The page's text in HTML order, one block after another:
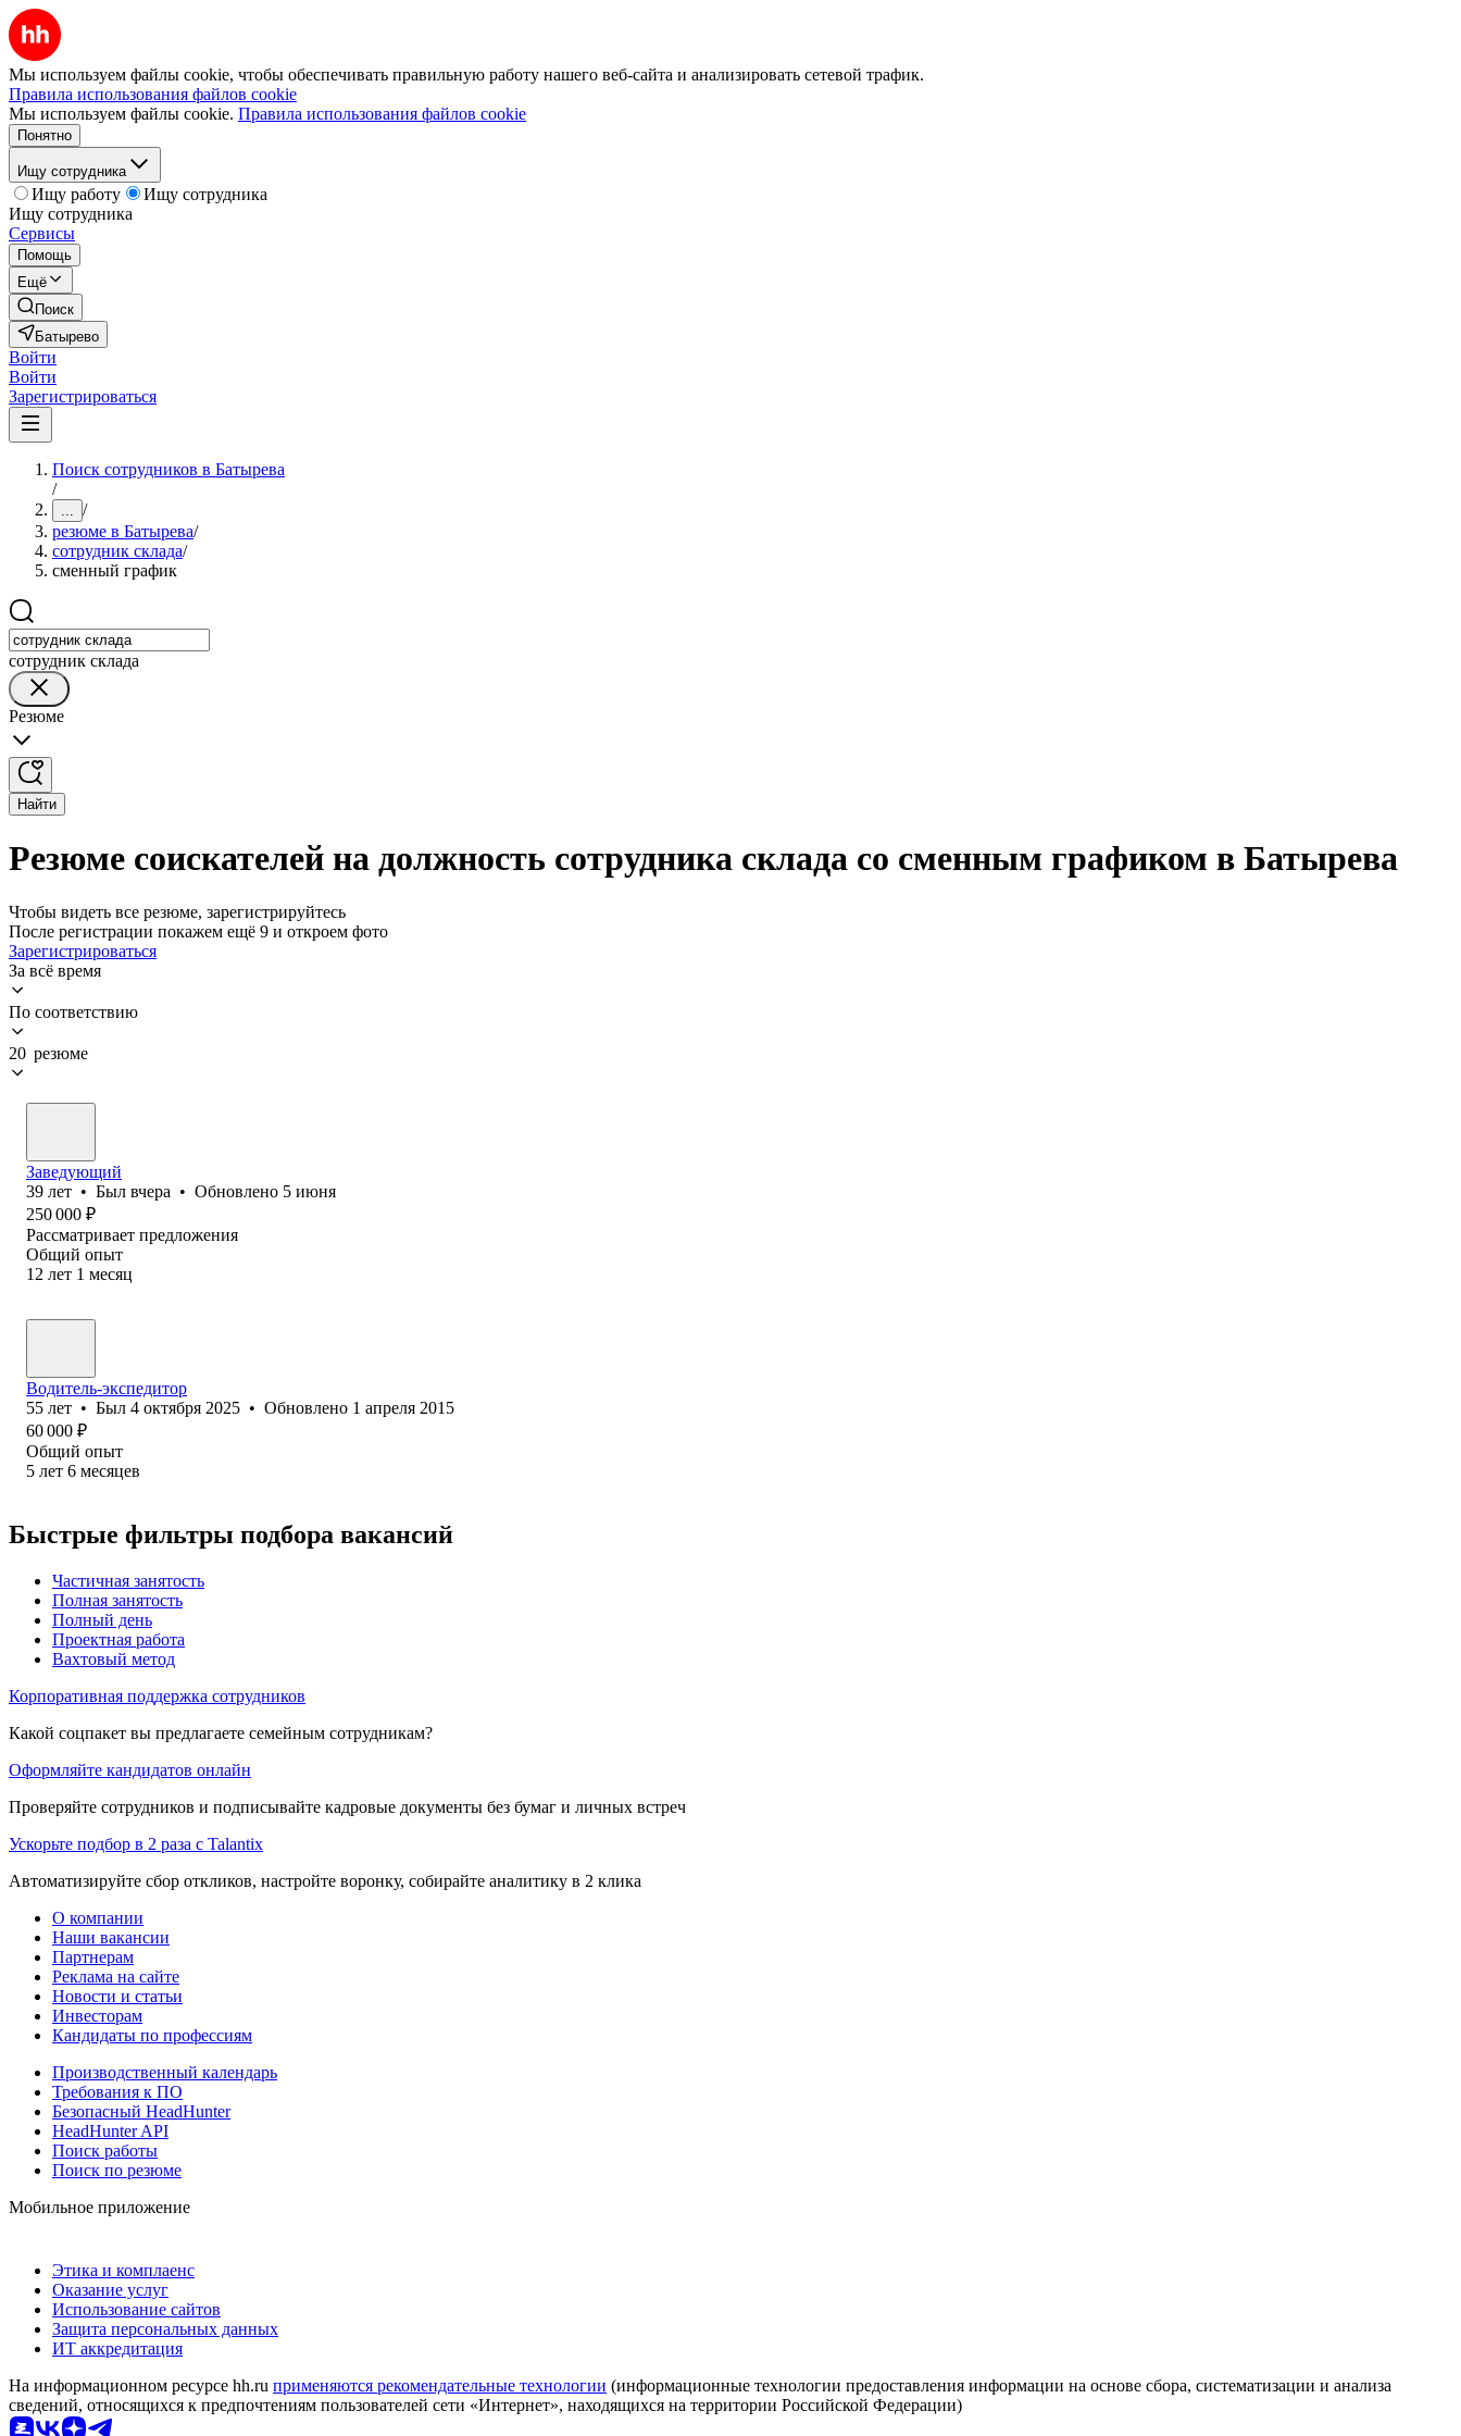
Мы используем файлы cookie, чтобы обеспечивать правильную работу нашего веб-сайта и анализировать сетевой трафик.
Правила использования файлов cookie
Мы используем файлы cookie. Правила использования файлов cookie
Понятно
Ищу сотрудника
Ищу работу
Ищу сотрудника
Ищу сотрудника
Сервисы
Помощь
Ещё
Поиск
Батырево
Войти
Войти
Зарегистрироваться
Поиск сотрудников в Батырева
/
... /
резюме в Батырева/
сотрудник склада/
сменный график
сотрудник склада
Резюме
Найти
Резюме соискателей на должность сотрудника склада со сменным графиком в Батырева
Чтобы видеть все резюме, зарегистрируйтесь
После регистрации покажем ещё 9 и откроем фото
Зарегистрироваться
За всё время
По соответствию
20 резюме
Заведующий
39 лет • Был вчера • Обновлено 5 июня
250 000 ₽
Рассматривает предложения
Общий опыт
12 лет 1 месяц
Водитель-экспедитор
55 лет • Был 4 октября 2025 • Обновлено 1 апреля 2015
60 000 ₽
Общий опыт
5 лет 6 месяцев
Быстрые фильтры подбора вакансий
Частичная занятость
Полная занятость
Полный день
Проектная работа
Вахтовый метод
Корпоративная поддержка сотрудников
Какой соцпакет вы предлагаете семейным сотрудникам?
Оформляйте кандидатов онлайн
Проверяйте сотрудников и подписывайте кадровые документы без бумаг и личных встреч
Ускорьте подбор в 2 раза с Talantix
Автоматизируйте сбор откликов, настройте воронку, собирайте аналитику в 2 клика
О компании
Наши вакансии
Партнерам
Реклама на сайте
Новости и статьи
Инвесторам
Кандидаты по профессиям
Производственный календарь
Требования к ПО
Безопасный HeadHunter
HeadHunter API
Поиск работы
Поиск по резюме
Мобильное приложение
Этика и комплаенс
Оказание услуг
Использование сайтов
Защита персональных данных
ИТ аккредитация
На информационном ресурсе hh.ru применяются рекомендательные технологии (информационные технологии предоставления информации на основе сбора, систематизации и анализа
сведений, относящихся к предпочтениям пользователей сети «Интернет», находящихся на территории Российской Федерации)